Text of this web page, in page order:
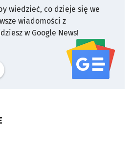
wiedzieć, co dzieje się we
wiadomości z
w Google News!
serwisu